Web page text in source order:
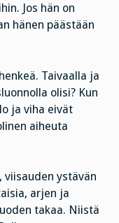
Jos hän on
hänen päästään
Taivaalla ja
olisi? Kun
ja viha eivät
aiheuta
viisauden ystävän
arjen ja
takaa. Niistä